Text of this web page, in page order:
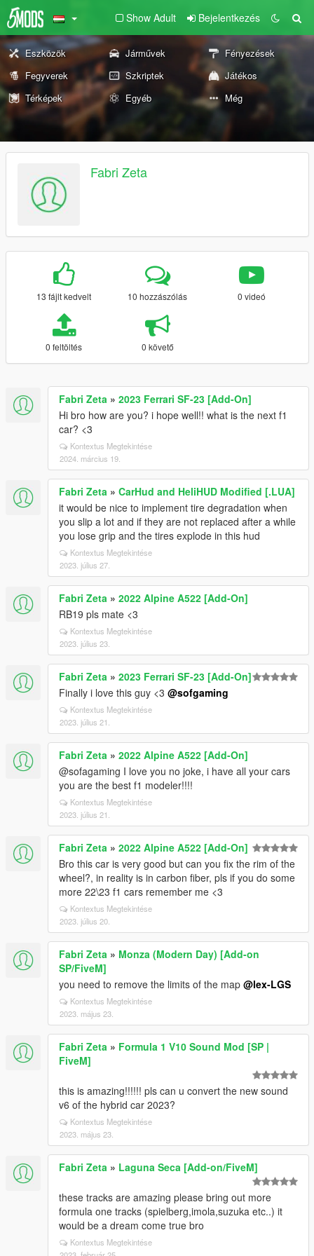
Show Adult Bejelentkezés
Eszközök Járművek
Fényezések
Fegyverek
Szkriptek
Játékos
Térképek
Egyéb Még
Fabri Zeta
13 fájlt kedvelt 10 hozzászólás 0 videó
0 feltöltés 0 követő
Fabri Zeta » 2023 Ferrari SF-23 [Add-On]
Hi bro how are you? i hope well!! what is the next f1
car? <3
Kontextus Megtekintése
2024. március 19.
Fabri Zeta » CarHud and HeliHUD Modified [.LUA]
it would be nice to implement tire degradation when
you slip a lot and if they are not replaced after a while
you lose grip and the tires explode in this hud
Kontextus Megtekintése
2023. július 27.
Fabri Zeta » 2022 Alpine A522 [Add-On]
RB19 pls mate <3
Kontextus Megtekintése
2023. július 23.
Fabri Zeta » 2023 Ferrari SF-23 [Add-On]
Finally i love this guy <3 @sofgaming
Kontextus Megtekintése
2023. július 21.
Fabri Zeta » 2022 Alpine A522 [Add-On]
@sofagaming I love you no joke, i have all your cars
you are the best f1 modeler!!!!
Kontextus Megtekintése
2023. július 21.
Fabri Zeta » 2022 Alpine A522 [Add-On]
Bro this car is very good but can you fix the rim of the
wheel?, in reality is in carbon fiber, pls if you do some
more 22\23 f1 cars remember me <3
Kontextus Megtekintése
2023. július 20.
Fabri Zeta » Monza (Modern Day) [Add-on
SP/FiveM]
you need to remove the limits of the map @lex-LGS
Kontextus Megtekintése
2023. május 23.
Fabri Zeta » Formula 1 V10 Sound Mod [SP |
FiveM]
this is amazing!!!!!! pls can u convert the new sound
v6 of the hybrid car 2023?
Kontextus Megtekintése
2023. május 23.
Fabri Zeta » Laguna Seca [Add-on/FiveM]
these tracks are amazing please bring out more
formula one tracks (spielberg,imola,suzuka etc..) it
would be a dream come true bro
Kontextus Megtekintése